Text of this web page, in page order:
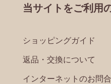
当サイトをご利用
ショッピングガイド
返品・交換について
インターネットのお問